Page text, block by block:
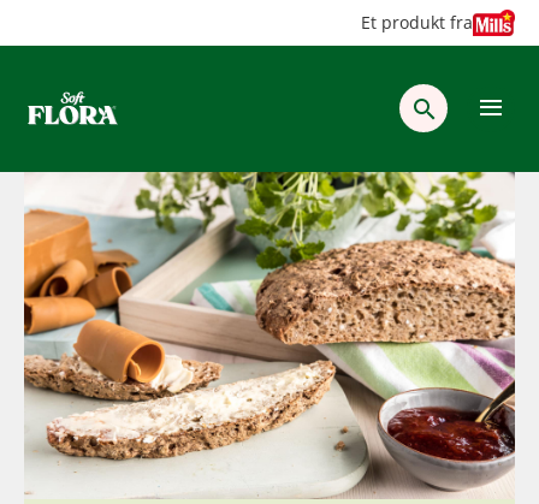
Et produkt fra